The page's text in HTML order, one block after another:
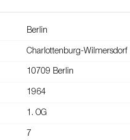
Berlin
Charlottenburg-Wilmersdorf
10709 Berlin
1964
1. OG
7